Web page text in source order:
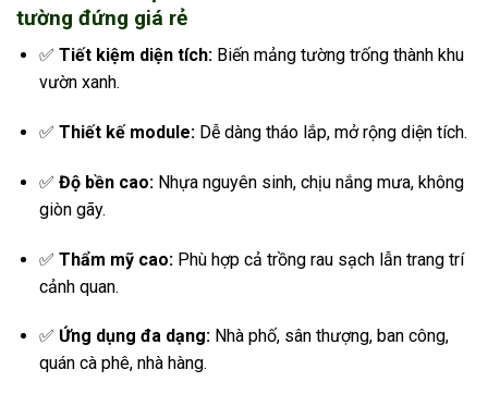
tường đứng giá rẻ
✅ Tiết kiệm diện tích:Biến mảng tường trống thành khu
vườn xanh.
✅ Thiết kế module:Dễ dàng tháo lắp, mở rộng diện tích.
✅ Độ bền cao:Nhựa nguyên sinh, chịu nắng mưa, không
giòn gãy.
✅ Thẩm mỹ cao:Phù hợp cả trồng rau sạch lẫn trang trí
cảnh quan.
✅ Ứng dụng đa dạng:Nhà phố, sân thượng, ban công,
quán cà phê, nhà hàng.